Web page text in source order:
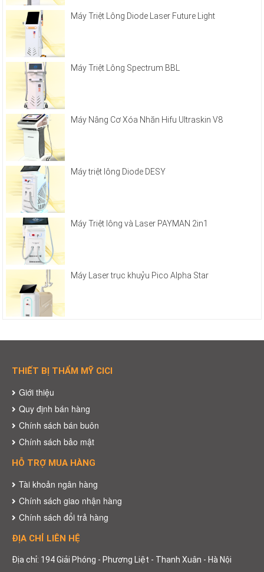
Máy Triệt Lông Diode Laser Future Light
Máy Triệt Lông Spectrum BBL
Máy Nâng Cơ Xóa Nhăn Hifu Ultraskin V8
Máy triệt lông Diode DESY
Máy Triệt lông và Laser PAYMAN 2in1
Máy Laser trục khuỷu Pico Alpha Star
THIẾT BỊ THẨM MỸ CICI
Giới thiệu
Quy định bán hàng
Chính sách bán buôn
Chính sách bảo mật
HỖ TRỢ MUA HÀNG
Tài khoản ngân hàng
Chính sách giao nhận hàng
Chính sách đổi trả hàng
ĐỊA CHỈ LIÊN HỆ
Địa chỉ: 194 Giải Phóng - Phương Liệt - Thanh Xuân - Hà Nội